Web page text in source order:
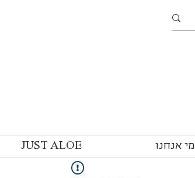
מי אנחנו JUST ALOE